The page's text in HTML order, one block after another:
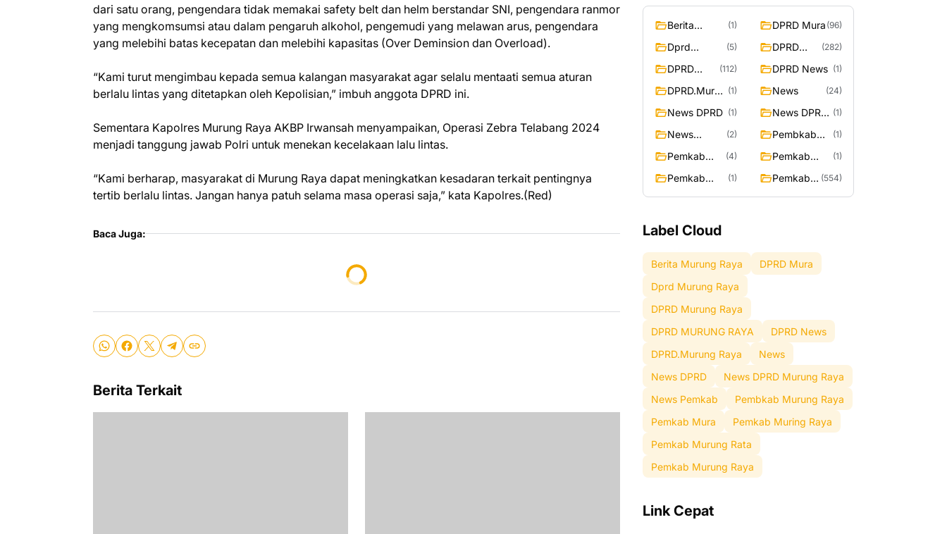
dari satu orang, pengendara tidak memakai safety belt dan helm berstandar SNI, pengendara ranmor
yang mengkomsumsi atau dalam pengaruh alkohol, pengemudi yang melawan arus, pengendara
yang melebihi batas kecepatan dan melebihi kapasitas (Over Deminsion dan Overload).
“Kami turut mengimbau kepada semua kalangan masyarakat agar selalu mentaati semua aturan
berlalu lintas yang ditetapkan oleh Kepolisian,” imbuh anggota DPRD ini.
Sementara Kapolres Murung Raya AKBP Irwansah menyampaikan, Operasi Zebra Telabang 2024
menjadi tanggung jawab Polri untuk menekan kecelakaan lalu lintas.
“Kami berharap, masyarakat di Murung Raya dapat meningkatkan kesadaran terkait pentingnya
tertib berlalu lintas. Jangan hanya patuh selama masa operasi saja,” kata Kapolres.(Red)
Baca Juga:
Berita Terkait
Berita
Raya
(1) DPRD Mura (96)
Dprd
Raya
(5)
DPRD
Raya
(282)
DPRD
RAYA
(112) DPRD News (1)
DPRD.Murun (1) News (24)
News DPRD (1)
News DPRD
Raya
(1)
News
(2)
Pembkab
Raya
(1)
Pemkab
(4)
Pemkab
Muring Raya
(1)
Pemkab
(1)
Pemkab
(554)
Label Cloud
Berita Murung Raya
DPRD Mura
Dprd Murung Raya
DPRD Murung Raya
DPRD MURUNG RAYA
DPRD News
DPRD.Murung Raya
News
News DPRD
News DPRD Murung Raya
News Pemkab
Pembkab Murung Raya
Pemkab Mura
Pemkab Muring Raya
Pemkab Murung Rata
Pemkab Murung Raya
Link Cepat